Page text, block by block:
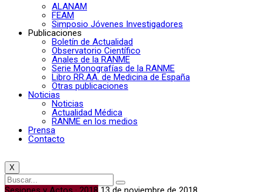
ALANAM
FEAM
Simposio Jóvenes Investigadores
Publicaciones
Boletín de Actualidad
Observatorio Científico
Anales de la RANME
Serie Monografías de la RANME
Libro RR.AA. de Medicina de España
Otras publicaciones
Noticias
Noticias
Actualidad Médica
RANME en los medios
Prensa
Contacto
X